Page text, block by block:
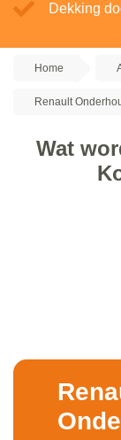
Dekking
Home
Renault
Wat